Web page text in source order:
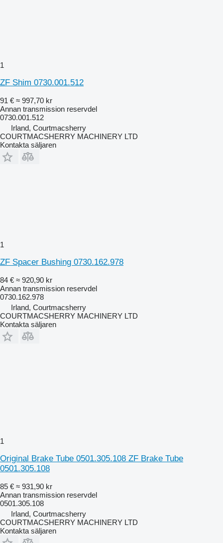
1
ZF Shim 0730.001.512
91 € ≈ 997,70 kr
Annan transmission reservdel
0730.001.512
Irland, Courtmacsherry
COURTMACSHERRY MACHINERY LTD
Kontakta säljaren
1
ZF Spacer Bushing 0730.162.978
84 € ≈ 920,90 kr
Annan transmission reservdel
0730.162.978
Irland, Courtmacsherry
COURTMACSHERRY MACHINERY LTD
Kontakta säljaren
1
Original Brake Tube 0501.305.108 ZF Brake Tube
0501.305.108
85 € ≈ 931,90 kr
Annan transmission reservdel
0501.305.108
Irland, Courtmacsherry
COURTMACSHERRY MACHINERY LTD
Kontakta säljaren